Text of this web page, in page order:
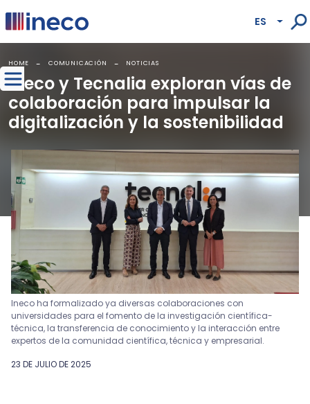
Pasar al contenido principal ES Lista
HOME COMUNICACIÓN NOTICIAS
Ineco y Tecnalia exploran vías de
colaboración para impulsar la
digitalización y la sostenibilidad
Ineco ha formalizado ya diversas colaboraciones con
universidades para el fomento de la investigación científica-
técnica, la transferencia de conocimiento y la interacción entre
expertos de la comunidad científica, técnica y empresarial.
23 DE JULIO DE 2025